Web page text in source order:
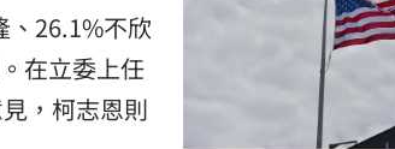
、26.1%不欣
在立委上任
，柯志恩則